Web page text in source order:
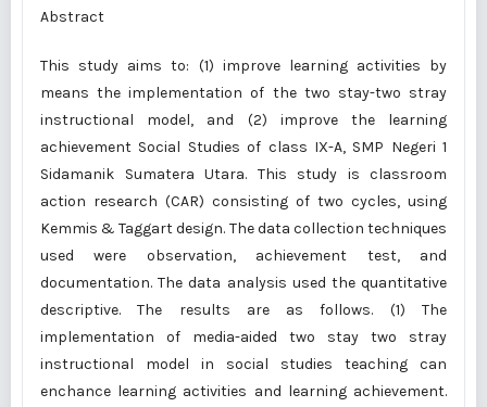
Abstract
This study aims to: (1) improve learning activities by
means the implementation of the two stay-two stray
instructional model, and (2) improve the learning
achievement Social Studies of class IX-A, SMP Negeri 1
Sidamanik Sumatera Utara. This study is classroom
action research (CAR) consisting of two cycles, using
Kemmis & Taggart design. The data collection techniques
used were observation, achievement test, and
documentation. The data analysis used the quantitative
descriptive. The results are as follows. (1) The
implementation of media-aided two stay two stray
instructional model in social studies teaching can
enchance learning activities and learning achievement.